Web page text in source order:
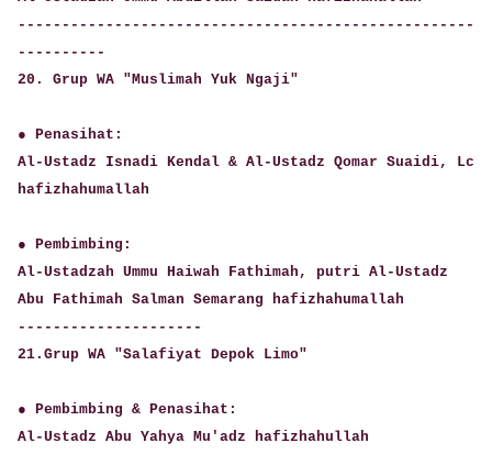
----------------------------------------------------
----------
20. Grup WA "Muslimah Yuk Ngaji"
● Penasihat:
Al-Ustadz Isnadi Kendal & Al-Ustadz Qomar Suaidi, Lc
hafizhahumallah
● Pembimbing:
Al-Ustadzah Ummu Haiwah Fathimah, putri Al-Ustadz
Abu Fathimah Salman Semarang hafizhahumallah
---------------------
21.Grup WA "Salafiyat Depok Limo"
● Pembimbing & Penasihat:
Al-Ustadz Abu Yahya Mu'adz hafizhahullah